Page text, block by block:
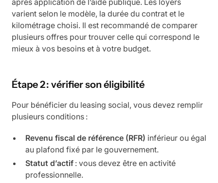
après application de l’aide publique. Les loyers
varient selon le modèle, la durée du contrat et le
kilométrage choisi. Il est recommandé de comparer
plusieurs offres pour trouver celle qui correspond le
mieux à vos besoins et à votre budget.
Étape 2 : vérifier son éligibilité
Pour bénéficier du leasing social, vous devez remplir
plusieurs conditions :
Revenu fiscal de référence (RFR) inférieur ou égal
au plafond fixé par le gouvernement.
Statut d’actif : vous devez être en activité
professionnelle.